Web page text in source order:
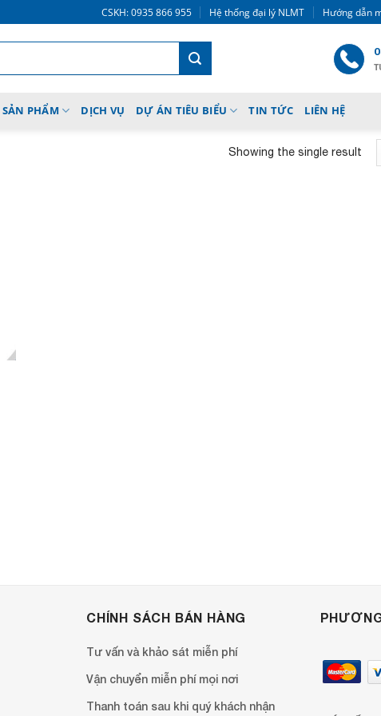
CSKH: 0935 866 955 Hệ thống đại lý NLMT Hướng dẫn
SẢN PHẨM DỊCH VỤ DỰ ÁN TIÊU BIỂU TIN TỨC LIÊN HỆ
Showing the single result
CHÍNH SÁCH BÁN HÀNG
Tư vấn và khảo sát miễn phí
Vận chuyển miễn phí mọi nơi
Thanh toán sau khi quý khách nhận